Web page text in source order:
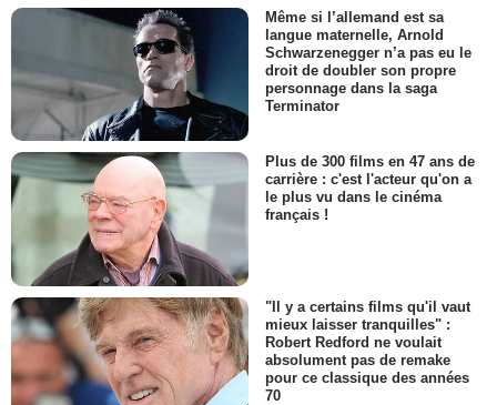
Même si l’allemand est sa
langue maternelle, Arnold
Schwarzenegger n’a pas eu le
droit de doubler son propre
personnage dans la saga
Terminator
Plus de 300 films en 47 ans de
carrière : c'est l'acteur qu'on a
le plus vu dans le cinéma
français !
"Il y a certains films qu'il vaut
mieux laisser tranquilles" :
Robert Redford ne voulait
absolument pas de remake
pour ce classique des années
70